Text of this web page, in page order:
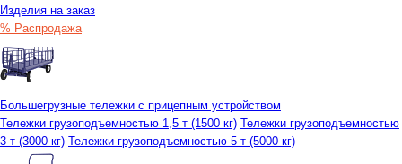
Изделия на заказ
% Распродажа
Большегрузные тележки с прицепным устройством
Тележки грузоподъемностью 1,5 т (1500 кг) Тележки грузоподъемностью
3 т (3000 кг) Тележки грузоподъемностью 5 т (5000 кг)